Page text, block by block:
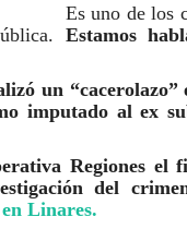
Es uno de los
Estamos
un
imputado al ex
Regiones
del
Linares.